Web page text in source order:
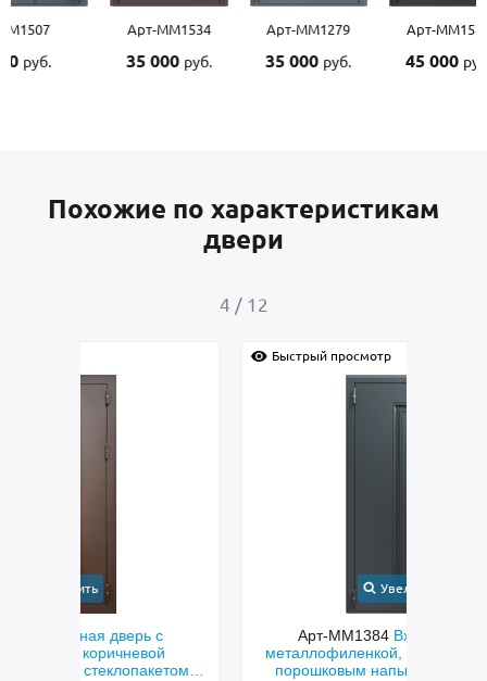
Арт-ММ1534
35 000
Арт-ММ1279
35 000
Арт-ММ1570
45 000
Арт-
45
Похожие по характеристикам
двери
4 / 12
Арт-ММ1384
Входная дверь с
металлофиленкой, бугельной ручкой и
порошковым напылением RAL 7021